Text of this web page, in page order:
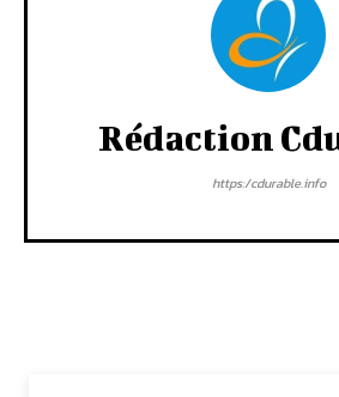
Rédaction
https:/cdurable.info